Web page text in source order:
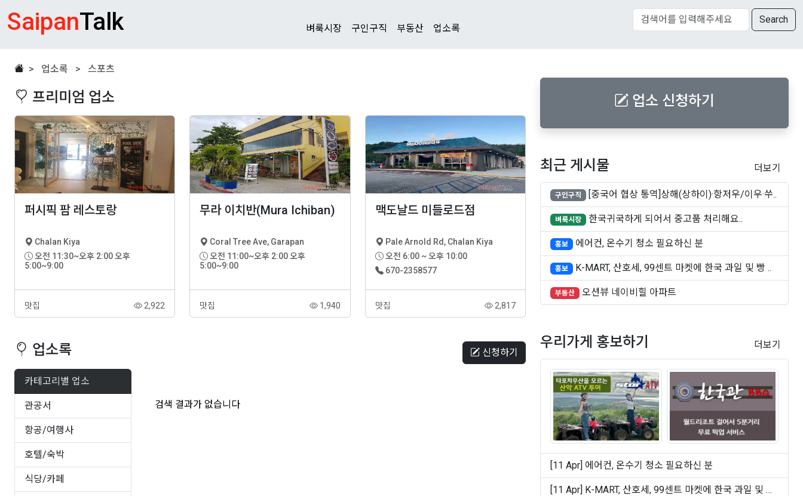
SaipanTalk 벼룩시장 구인구직 부동산 업소록
Search
> 업소록 > 스포츠
프리미엄 업소
퍼시픽 팜 레스토랑
Chalan Kiya
5:00~9:00
맛집 2,922
무라 이치반(Mura Ichiban)
Coral Tree Ave, Garapan
오전 11:00~오후 2:00 오후
5:00~9:00
맛집 1,940
맥도날드 미들로드점
Pale Arnold Rd, Chalan Kiya
오전 6:00 ~ 오후 10:00
670-2358577
맛집 2,817
업소록 신청하기
카테고리별 업소
관공서
항공/여행사
호텔/숙박
식당/카페
검색 결과가 없습니다
업소 신청하기
최근 게시물 더보기
구인구직 [중국어 협상 통역]상해(상하이)·항저우/이우·쑤..
벼룩시장 한국귀국하게 되어서 중고품 처리해요..
홍보 에어컨, 온수기 청소 필요하신 분
홍보 K-MART, 산호세, 99센트 마켓에 한국 과일 및 빵 ..
부동산 오션뷰 네이비힐 아파트
우리가게 홍보하기 더보기
[11 Apr] 에어컨, 온수기 청소 필요하신 분
[11 Apr] K-MART, 산호세, 99센트 마켓에 한국 과일 및 빵